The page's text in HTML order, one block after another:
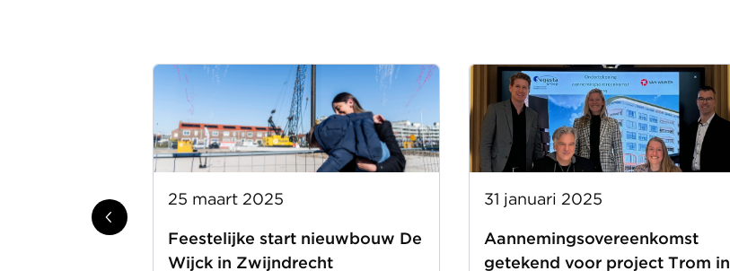
25 maart 2025
Feestelijke start nieuwbouw De
Wijck in Zwijndrecht
31 januari 2025
Aannemingsovereenkomst
getekend voor project Trom in